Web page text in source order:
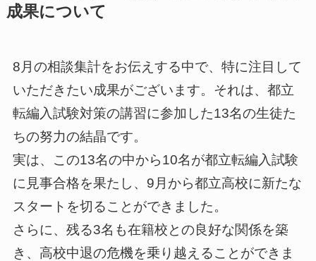
成果について
8月の相談集計をお伝えする中で、特に注目して
いただきたい成果がございます。それは、都立
転編入試験対策の講習に参加した13名の生徒た
ちの努力の結晶です。
実は、この13名の中から10名が都立転編入試験
に見事合格を果たし、9月から都立高校に新たな
スタートを切ることができました。
さらに、残る3名も在籍校との良好な関係を築
き、高校中退の危機を乗り越えることができま